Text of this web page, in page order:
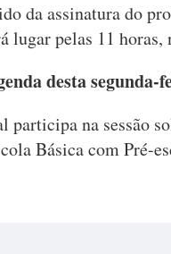
da assinatura do
lugar pelas 11 horas,
desta segunda-
participa na sessão
Básica com Pré-